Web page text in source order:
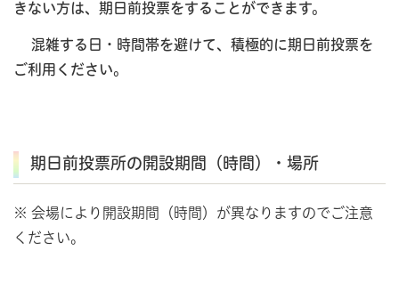
きない方は、期日前投票をすることができます。
混雑する日・時間帯を避けて、積極的に期日前投票を
ご利用ください。
期日前投票所の開設期間（時間）・場所
※ 会場により開設期間（時間）が異なりますのでご注意
ください。